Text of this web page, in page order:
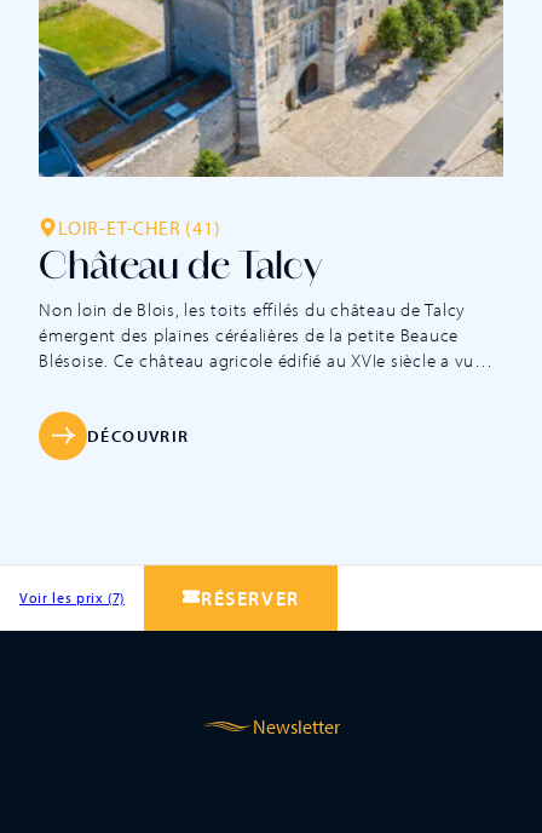
LOIR-ET-CHER (41)
Château de Talcy
Non loin de Blois, les toits effilés du château de Talcy
émergent des plaines céréalières de la petite Beauce
Blésoise. Ce château agricole édifié au XVIe siècle a vu
Cassandre, inspira à Ronsard ses poèmes intitulés Les
Amours : « Mignonne, allons voir si la rose… » […]
DÉCOUVRIR
Voir les prix (7) RÉSERVER
Newsletter